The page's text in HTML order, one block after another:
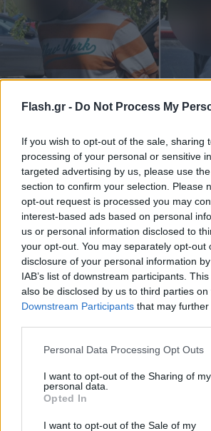
Flash.gr - Do Not Process My
If you wish to opt-out of the sale, sharing
processing of your personal or sensitive
targeted advertising by us, please use
section to confirm your selection. Please
opt-out request is processed you may
interest-based ads based on personal
us or personal information disclosed to
your opt-out. You may separately opt-out
disclosure of your personal information
IAB’s list of downstream participants.
also be disclosed by us to third parties on
Downstream Participants that may
Please note that this website/app uses
not limited to your visit or usage
grant or deny consent to Google and its
use your data for below specified
consent section.
Personal Data Processing Opt Outs
I want to opt-out of the Sharing of my
personal data.
Opted In
I want to opt-out of the Sale of my
Ναύπλιο: Προφυλακιστέοι οι
δολοφονία του
06.08.2026